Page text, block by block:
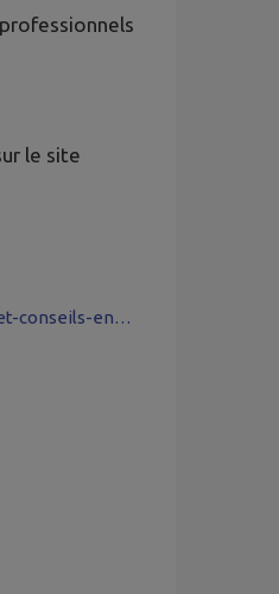
le site
https://www.pevelecarembault.fr/mon-quotidien/realiser-des-travaux/eco-renovation-et-conseils-energetiques